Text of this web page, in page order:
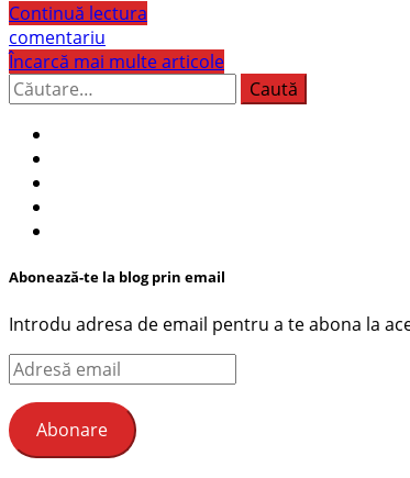
Continuă lectura
comentariu
Încarcă mai multe articole
Caută
după:
Abonează-te la blog prin email
Introdu adresa de email pentru a te abona la
Adresă
email
Abonare